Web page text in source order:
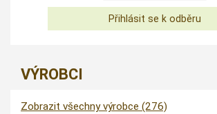
VÝROBCI
Zobrazit všechny výrobce (276)